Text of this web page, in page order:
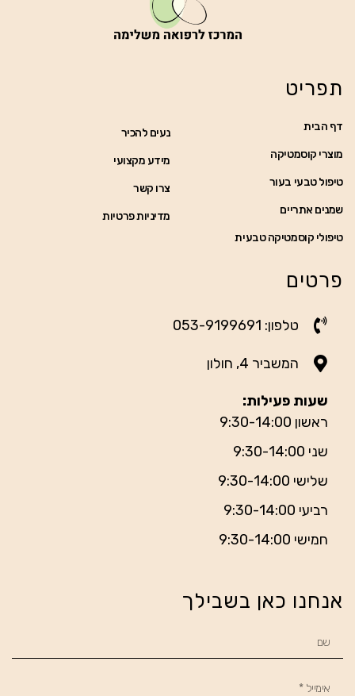
תפריט
דף הבית
מוצרי קוסמטיקה
טיפול טבעי בעור
שמנים אתריים
טיפולי קוסמטיקה טבעית
נעים להכיר
מידע מקצועי
צרו קשר
מדיניות פרטיות
פרטים
טלפון: 053-9199691
המשביר 4, חולון
שעות פעילות:
ראשון 9:30-14:00
שני 9:30-14:00
שלישי 9:30-14:00
רביעי 9:30-14:00
חמישי 9:30-14:00
אנחנו כאן בשבילך